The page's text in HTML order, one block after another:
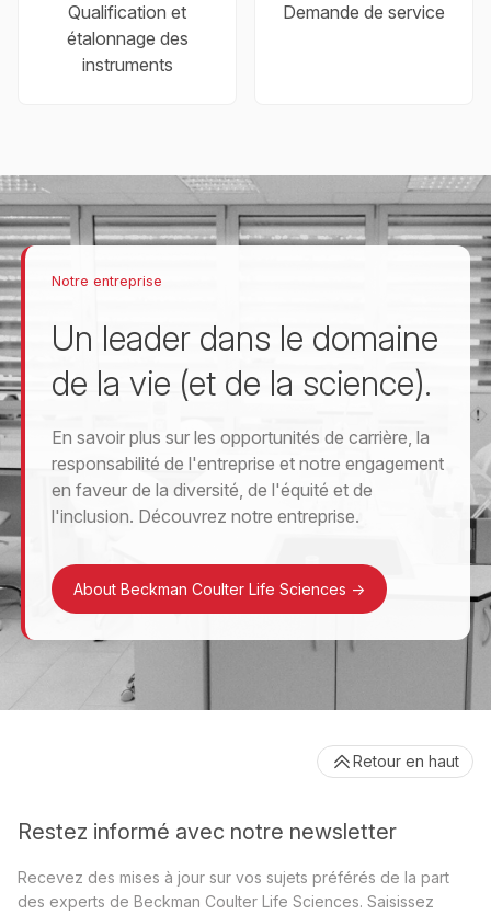
Qualification et
étalonnage des
instruments
Demande de service
Notre entreprise
Un leader dans le domaine
de la vie (et de la science).
En savoir plus sur les opportunités de carrière, la
responsabilité de l'entreprise et notre engagement
en faveur de la diversité, de l'équité et de
l'inclusion. Découvrez notre entreprise.
About Beckman Coulter Life Sciences ->
Restez informé avec notre newsletter
Recevez des mises à jour sur vos sujets préférés de la part
des experts de Beckman Coulter Life Sciences. Saisissez
Retour en haut